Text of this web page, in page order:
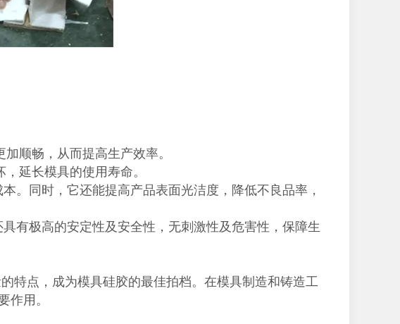
顺畅，从而提高生产效率。
延长模具的使用寿命。
。同时，它还能提高产品表面光洁度，降低不良品率，
有极高的安定性及安全性，无刺激性及危害性，保障生
特点，成为模具硅胶的最佳拍档。在模具制造和铸造工
作用。